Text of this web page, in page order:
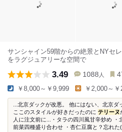
サンシャイン59階からの絶景とNYセ
をラグジュアリーな空間で
3.49 1088 人
￥8,000～￥9,999 ￥2,000～
...北京ダックが改悪。 他にはない、北京ダ
ここのスタイルが好きだったのに テリーヌ
人に注文前に...・タラの四川風甘辛炒め ・
前菜四種盛り合わせ ・杏仁豆腐と？忘れた(